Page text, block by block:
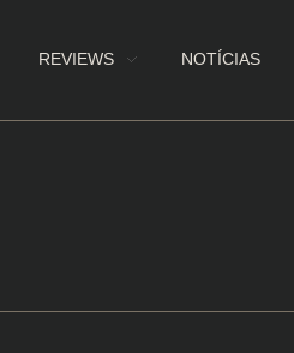
REVIEWS NOTÍCIAS